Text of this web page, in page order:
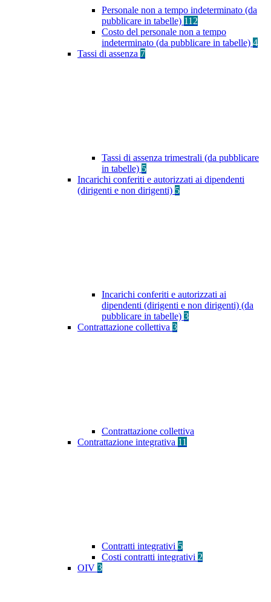
Personale non a tempo indeterminato (da
pubblicare in tabelle) 112
Costo del personale non a tempo
indeterminato (da pubblicare in tabelle) 4
Tassi di assenza 7
Tassi di assenza trimestrali (da pubblicare
in tabelle) 5
Incarichi conferiti e autorizzati ai dipendenti
(dirigenti e non dirigenti) 5
Incarichi conferiti e autorizzati ai
dipendenti (dirigenti e non dirigenti) (da
pubblicare in tabelle) 3
Contrattazione collettiva 3
Contrattazione collettiva
Contrattazione integrativa 11
Contratti integrativi 5
Costi contratti integrativi 2
OIV 3